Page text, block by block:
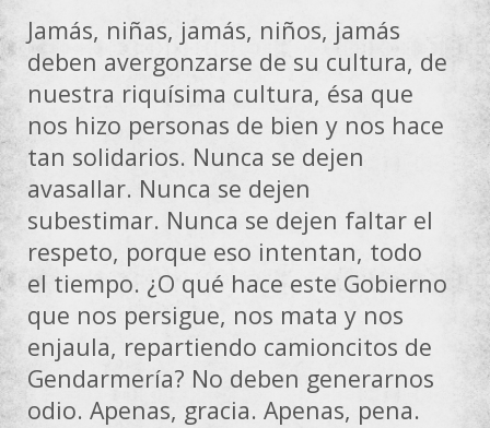
Jamás, niñas, jamás, niños, jamás
deben avergonzarse de su cultura, de
nuestra riquísima cultura, ésa que
nos hizo personas de bien y nos hace
tan solidarios. Nunca se dejen
avasallar. Nunca se dejen
subestimar. Nunca se dejen faltar el
respeto, porque eso intentan, todo
el tiempo. ¿O qué hace este Gobierno
que nos persigue, nos mata y nos
enjaula, repartiendo camioncitos de
Gendarmería? No deben generarnos
odio. Apenas, gracia. Apenas, pena.